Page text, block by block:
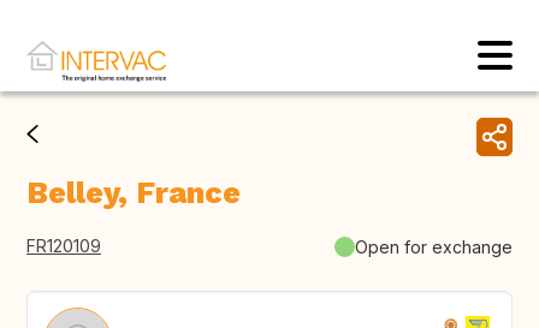
Belley, France
FR120109 Open for exchange